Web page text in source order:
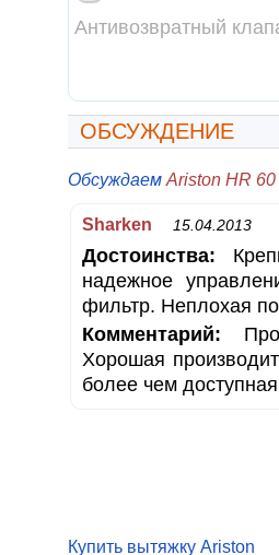
Антивозвратный
ОБСУЖДЕНИЕ
Обсуждаем Ariston HR
Sharken 15.04.2013
Достоинства:
надежное
фильтр. Неплохая
Комментарий:
Хорошая
более чем
Купить вытяжку Ariston